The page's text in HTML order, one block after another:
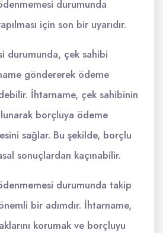
durumunda
için son bir uyarıdır.
durumunda, çek sahibi
göndererek ödeme
İhtarname, çek sahibinin
borçluya ödeme
sağlar. Bu şekilde, borçlu
sonuçlardan kaçınabilir.
durumunda takip
bir adımdır. İhtarname,
korumak ve borçluyu